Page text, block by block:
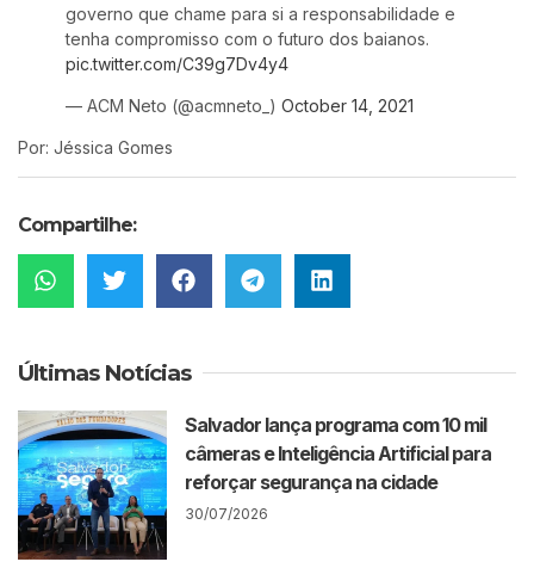
governo que chame para si a responsabilidade e
tenha compromisso com o futuro dos baianos.
pic.twitter.com/C39g7Dv4y4
— ACM Neto (@acmneto_) October 14, 2021
Por: Jéssica Gomes
Compartilhe:
Últimas Notícias
Salvador lança programa com 10 mil
câmeras e Inteligência Artificial para
reforçar segurança na cidade
30/07/2026